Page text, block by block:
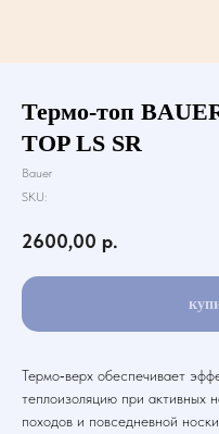
Термо-топ
TOP LS SR
Bauer
SKU:
2600,00 р.
Термо‑верх обеспечивает
теплоизоляцию при активных
походов и повседневной